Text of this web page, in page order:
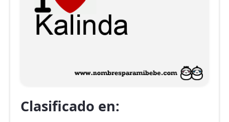
Clasificado en: